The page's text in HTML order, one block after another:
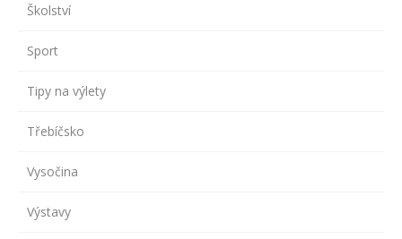
Školství
Sport
Tipy na výlety
Třebíčsko
Vysočina
Výstavy